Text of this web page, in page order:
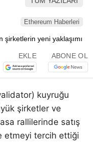
Ethereum Haberleri
EKLE ABONE OL
kuyruğu
şirketler ve
rallilerinde satış
etmeyi tercih ettiği